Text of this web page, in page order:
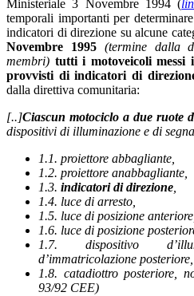
Ministeriale 3 Novembre 1994 (
temporali importanti per
indicatori di direzione su alcune
Novembre 1995 (termine dalla
membri) tutti i motoveicoli messi
provvisti di indicatori di
dalla direttiva comunitaria:
[..]Ciascun motociclo a due ruote
dispositivi di illuminazione e di
1.1. proiettore abbagliante,
1.2. proiettore anabbagliante,
1.3. indicatori di direzione
1.4. luce di arresto,
1.5. luce di posizione anteriore,
1.6. luce di posizione
1.7. dispositivo
d’immatricolazione posteriore,
1.8. catadiottro posteriore,
93/92 CEE)